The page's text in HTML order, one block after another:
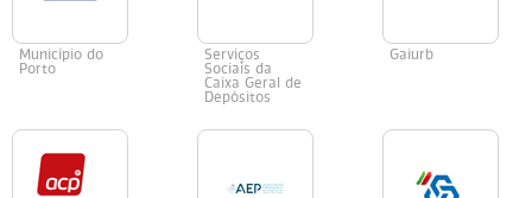
Município do
Porto
Serviços
Sociais da
Caixa Geral de
Depósitos
Gaiurb